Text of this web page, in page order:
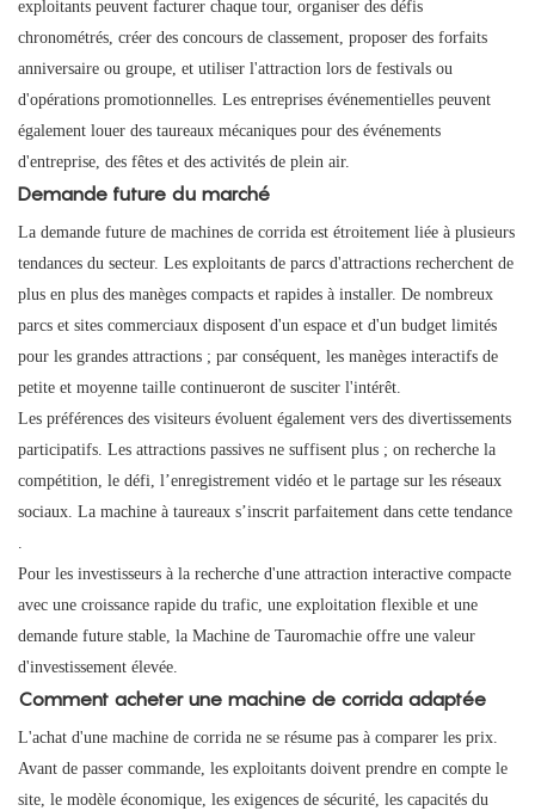
exploitants peuvent facturer chaque tour, organiser des défis
chronométrés, créer des concours de classement, proposer des forfaits
anniversaire ou groupe, et utiliser l'attraction lors de festivals ou
d'opérations promotionnelles. Les entreprises événementielles peuvent
également louer des taureaux mécaniques pour des événements
d'entreprise, des fêtes et des activités de plein air.
Demande future du marché
La demande future de machines de corrida est étroitement liée à plusieurs
tendances du secteur. Les exploitants de parcs d'attractions recherchent de
plus en plus des manèges compacts et rapides à installer. De nombreux
parcs et sites commerciaux disposent d'un espace et d'un budget limités
pour les grandes attractions ; par conséquent, les manèges interactifs de
petite et moyenne taille continueront de susciter l'intérêt.
Les préférences des visiteurs évoluent également vers des divertissements
participatifs. Les attractions passives ne suffisent plus ; on recherche la
compétition, le défi, l’enregistrement vidéo et le partage sur les réseaux
sociaux. La machine à taureaux s’inscrit parfaitement dans cette tendance
.
Pour les investisseurs à la recherche d'une attraction interactive compacte
avec une croissance rapide du trafic, une exploitation flexible et une
demande future stable, la Machine de Tauromachie offre une valeur
d'investissement élevée.
Comment acheter une machine de corrida adaptée
L'achat d'une machine de corrida ne se résume pas à comparer les prix.
Avant de passer commande, les exploitants doivent prendre en compte le
site, le modèle économique, les exigences de sécurité, les capacités du